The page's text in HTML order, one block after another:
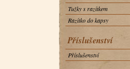
Tužky s razítkem
Razítko do kapsy
Příslušenství
Příslušenství